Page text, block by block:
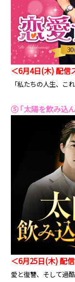
＜6月4日(木) 配信
「私たちの人生、こ
⑤ ｢太陽を飲み込
＜6月25日(木) 配
愛と復讐、そして過